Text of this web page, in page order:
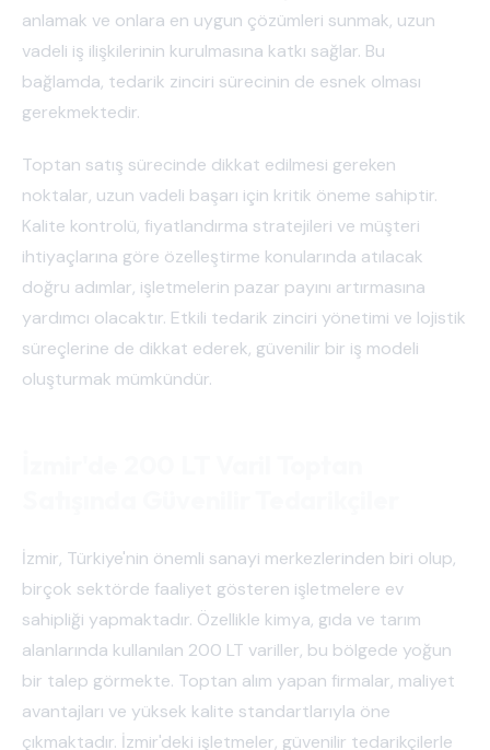
anlamak ve onlara en uygun çözümleri sunmak, uzun
vadeli iş ilişkilerinin kurulmasına katkı sağlar. Bu
bağlamda, tedarik zinciri sürecinin de esnek olması
gerekmektedir.
Toptan satış sürecinde dikkat edilmesi gereken
noktalar, uzun vadeli başarı için kritik öneme sahiptir.
Kalite kontrolü, fiyatlandırma stratejileri ve müşteri
ihtiyaçlarına göre özelleştirme konularında atılacak
doğru adımlar, işletmelerin pazar payını artırmasına
yardımcı olacaktır. Etkili tedarik zinciri yönetimi ve lojistik
süreçlerine de dikkat ederek, güvenilir bir iş modeli
oluşturmak mümkündür.
İzmir, Türkiye'nin önemli sanayi merkezlerinden biri olup,
birçok sektörde faaliyet gösteren işletmelere ev
sahipliği yapmaktadır. Özellikle kimya, gıda ve tarım
alanlarında kullanılan 200 LT variller, bu bölgede yoğun
bir talep görmekte. Toptan alım yapan firmalar, maliyet
avantajları ve yüksek kalite standartlarıyla öne
çıkmaktadır. İzmir'deki işletmeler, güvenilir tedarikçilerle